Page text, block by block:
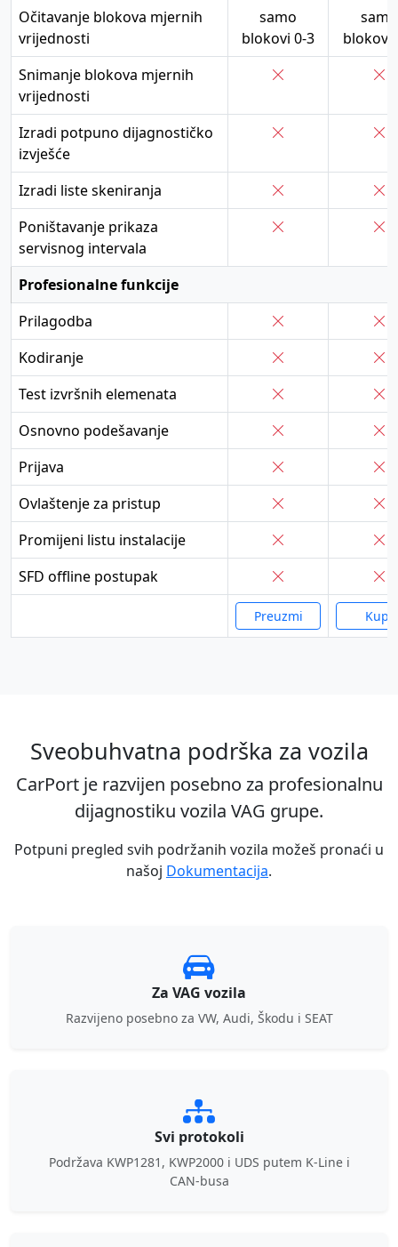
Očitavanje blokova mjernih
vrijednosti
samo
blokovi 0-3
samo
blokovi
Snimanje blokova mjernih
vrijednosti
Izradi potpuno dijagnostičko
izvješće
Izradi liste skeniranja
Poništavanje prikaza
servisnog intervala
Profesionalne funkcije
Prilagodba
Kodiranje
Test izvršnih elemenata
Osnovno podešavanje
Prijava
Ovlaštenje za pristup
Promijeni listu instalacije
SFD offline postupak
Preuzmi Kupi
Sveobuhvatna podrška za vozila
CarPort je razvijen posebno za profesionalnu
dijagnostiku vozila VAG grupe.
Potpuni pregled svih podržanih vozila možeš pronaći u
našoj Dokumentacija.
Za VAG vozila
Razvijeno posebno za VW, Audi, Škodu i SEAT
Svi protokoli
Podržava KWP1281, KWP2000 i UDS putem K-Line i
CAN-busa